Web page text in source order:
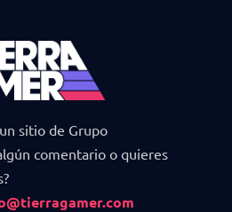
sitio de Grupo
comentario o quieres